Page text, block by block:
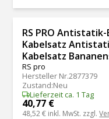
RS PRO
Kabelsatz
Kabelsatz
RS pro
Hersteller Nr.2877379
Zustand:Neu
Lieferzeit ca. 1 Tag
40,77 €
48,52 € inkl. MwSt. zzgl.